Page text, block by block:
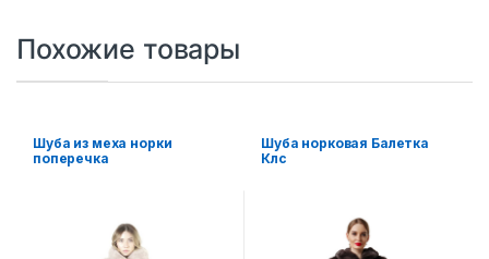
Похожие товары
Шуба из меха норки
поперечка
Шуба норковая Балетка
Клс